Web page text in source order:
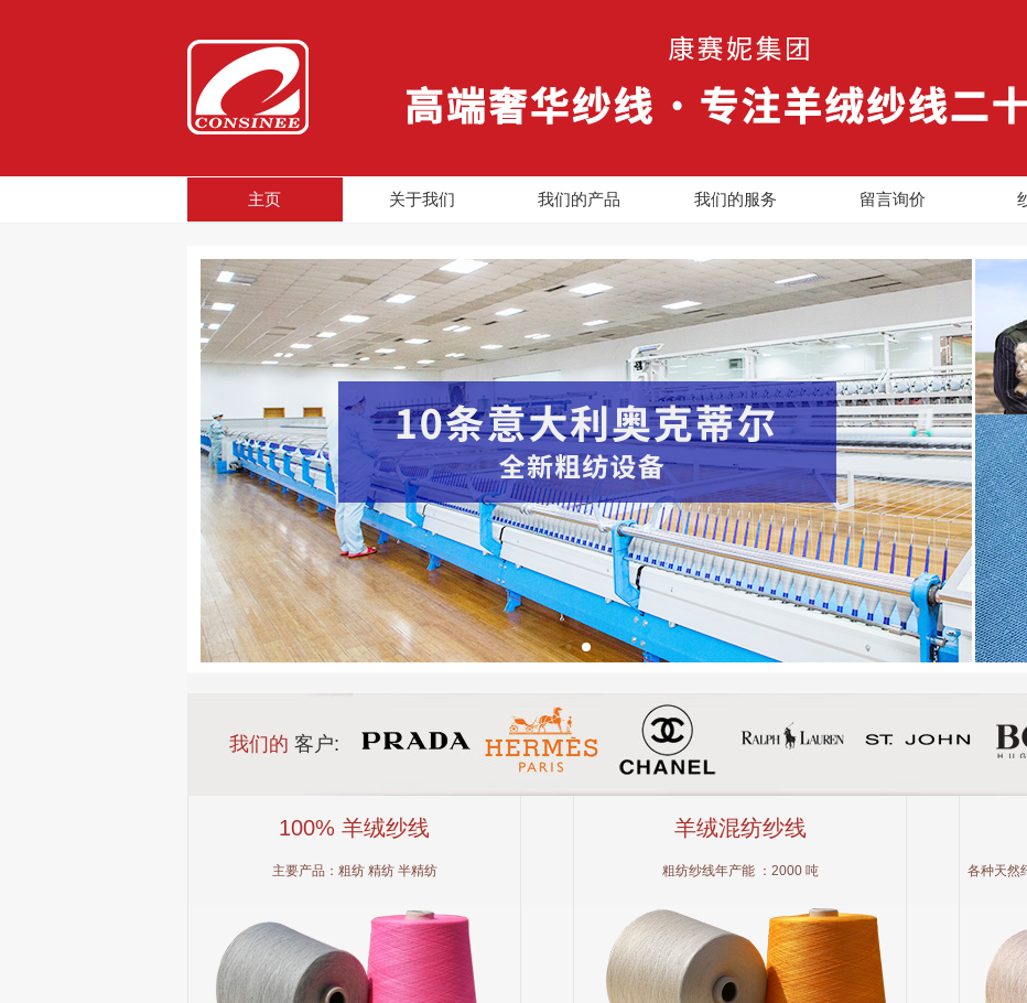
主页 关于我们 我们的产品 我们的服务 留言询价
我们的 客户:
100% 羊绒纱线
主要产品：粗纺 精纺 半精纺
羊绒混纺纱线
粗纺纱线年产能 ：2000 吨
各种天然